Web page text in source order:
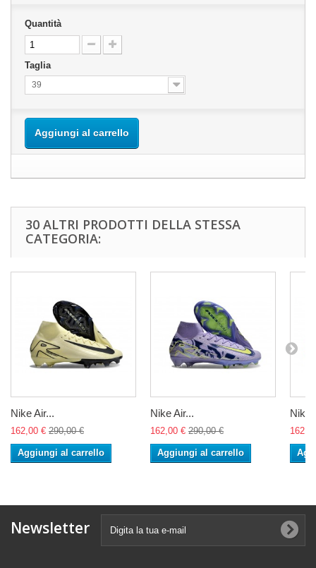
Quantità
Taglia
39
Aggiungi al carrello
30 ALTRI PRODOTTI DELLA STESSA
CATEGORIA:
Nike Air...
162,00 € 290,00 €
Aggiungi al carrello
Nike Air...
162,00 € 290,00 €
Aggiungi al carrello
Nike
Newsletter